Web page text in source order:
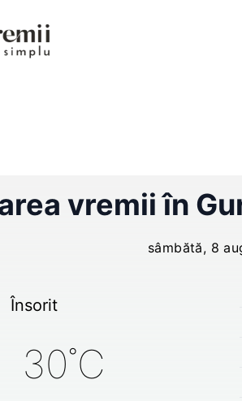
vremii în
sâmbătă, 8
Însorit
30˚C